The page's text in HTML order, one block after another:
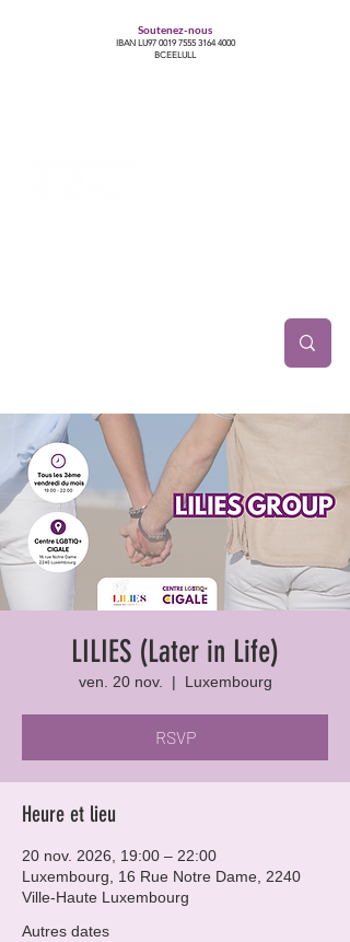
Soutenez-nous
IBAN LU97 0019 7555 3164 4000
BCEELULL
LILIES (Later in Life)
ven. 20 nov.
  |
Luxembourg
RSVP
Heure et lieu
20 nov. 2026, 19:00 – 22:00
Luxembourg, 16 Rue Notre Dame, 2240
Ville-Haute Luxembourg
Autres dates